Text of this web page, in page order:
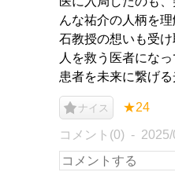
んな祐介の人柄を
石教授の想いも受
人を救う医者にな
患者を未来に繋げ
ナイス ★24
コメント(0) 2025/